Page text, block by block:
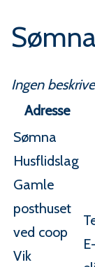
Ingen
Adresse
Sømna
Husflidslag
Gamle
posthuset
ved coop
Vik